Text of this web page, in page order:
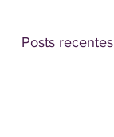
Posts recentes